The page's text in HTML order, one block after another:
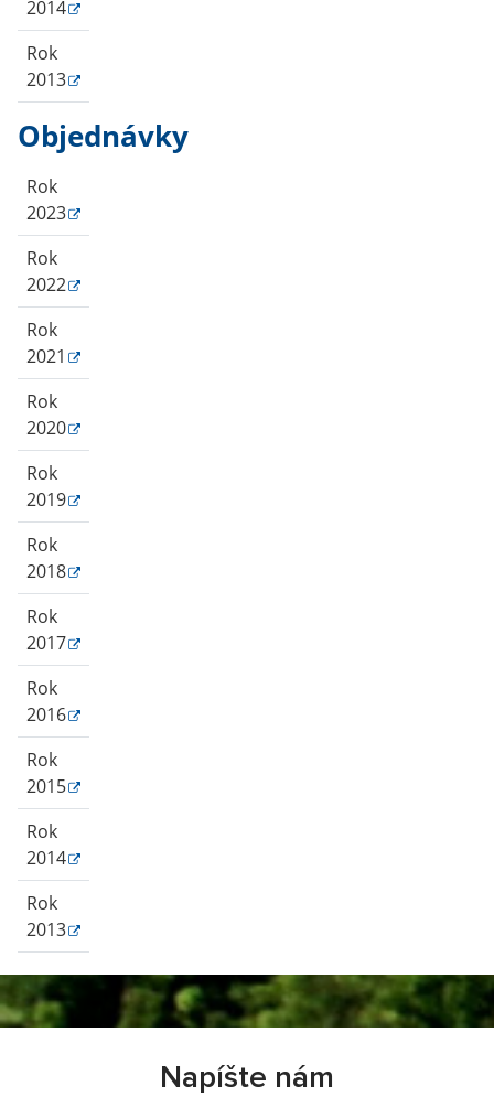
2014
Rok
2013
Objednávky
Rok
2023
Rok
2022
Rok
2021
Rok
2020
Rok
2019
Rok
2018
Rok
2017
Rok
2016
Rok
2015
Rok
2014
Rok
2013
Napíšte nám